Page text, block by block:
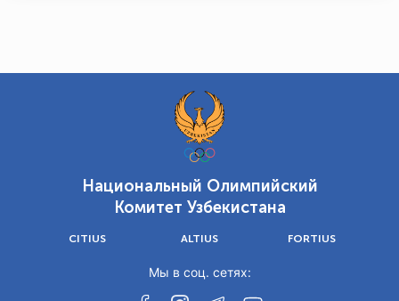
Национальный Олимпийский
Комитет Узбекистана
CITIUS ALTIUS FORTIUS
Мы в соц. сетях: